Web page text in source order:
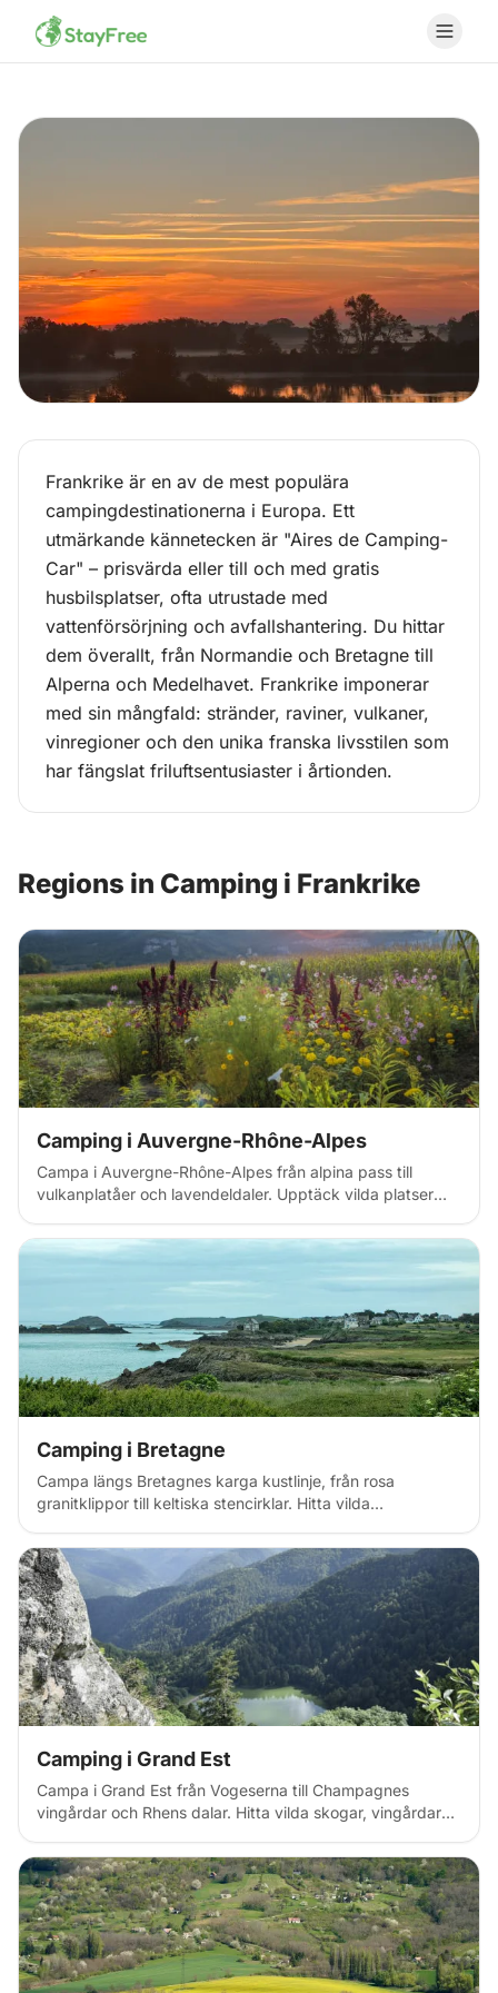
COUNTRY
Camping i
Frankrike
Frankrike är en av de mest populära
campingdestinationerna i Europa. Ett
utmärkande kännetecken är "Aires de Camping-
Car" – prisvärda eller till och med gratis
husbilsplatser, ofta utrustade med
vattenförsörjning och avfallshantering. Du hittar
dem överallt, från Normandie och Bretagne till
Alperna och Medelhavet. Frankrike imponerar
med sin mångfald: stränder, raviner, vulkaner,
vinregioner och den unika franska livsstilen som
har fängslat friluftsentusiaster i årtionden.
Regions in Camping i Frankrike
Camping i Auvergne-Rhône-Alpes
Campa i Auvergne-Rhône-Alpes från alpina pass till
vulkanplatåer och lavendeldaler. Upptäck vilda platser
värdar i Frankrikes mest bergiga region med dramatisk
natur.
Camping i Bretagne
Campa längs Bretagnes karga kustlinje, från rosa
granitklippor till keltiska stencirklar. Hitta vilda
atmosfär inbäddad bland dramatiska klippor, medeltida
byar och vindpinade stränder – perfekt för maritima
äventyr och keltisk kultur.
Camping i Grand Est
Campa i Grand Est från Vogeserna till Champagnes
vingårdar och Rhens dalar. Hitta vilda skogar, vingårdar
arv, korsvirkesbyar och mousserande vinrutter.